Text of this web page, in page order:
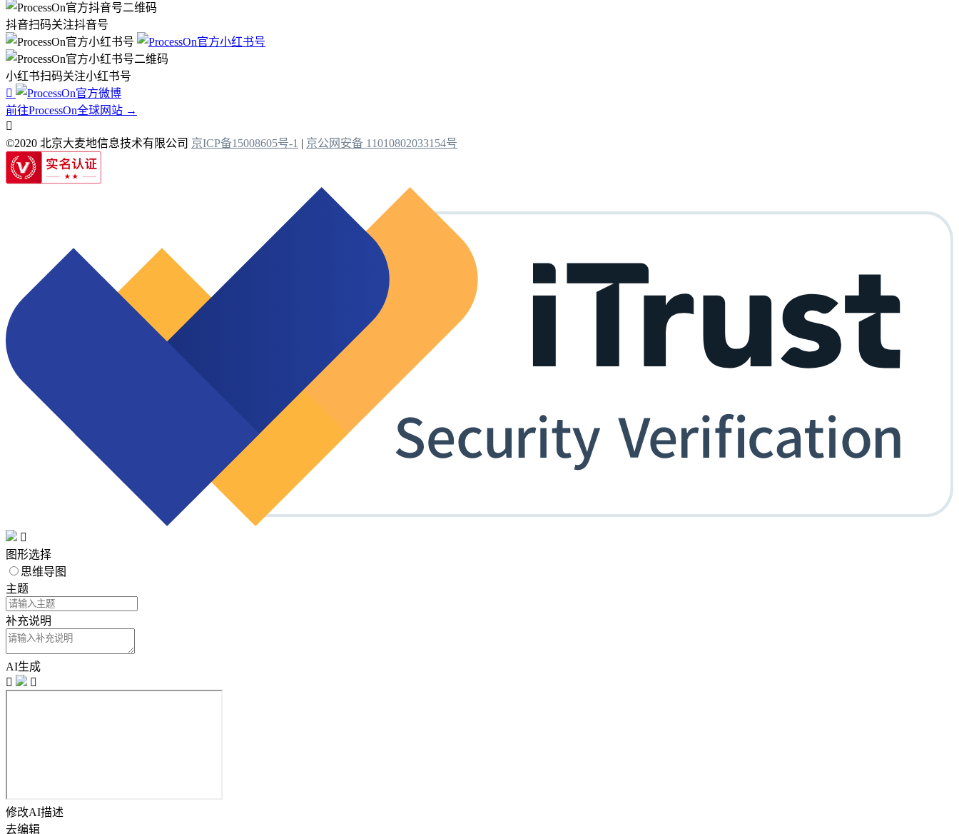
抖音扫码关注抖音号
小红书扫码关注小红书号

前往ProcessOn全球网站 →

©2020 北京大麦地信息技术有限公司 京ICP备15008605号-1 | 京公网安备 11010802033154号

图形选择
思维导图
主题
补充说明
AI生成


修改AI描述
去编辑